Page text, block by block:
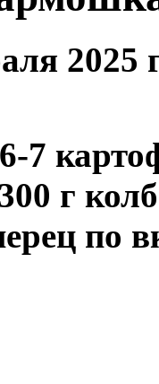
2025
7
г
по